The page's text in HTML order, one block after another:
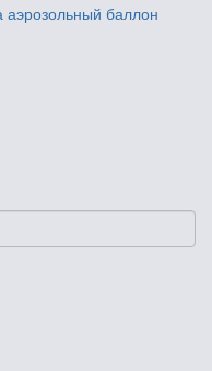
аэрозольный баллон